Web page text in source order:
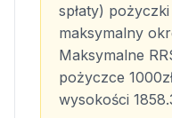
spłaty)
maksymalny
Maksymalne
pożyczce
wysokości